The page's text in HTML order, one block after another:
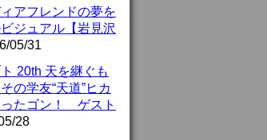
アフレンドの夢を
ジュアル【岩見沢
05/31
20th 天を継ぐも
の学友“天道”ヒカ
ったゴン！ ゲスト
28